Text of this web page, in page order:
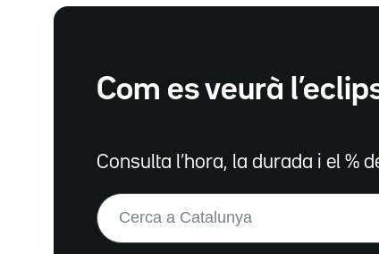
Com es veurà
Consulta l’hora, la durada i el %
Buscar: